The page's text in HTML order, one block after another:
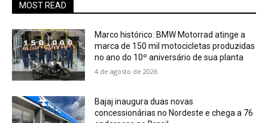
MOST READ
Marco histórico: BMW Motorrad atinge a
marca de 150 mil motocicletas produzidas
no ano do 10º aniversário de sua planta
4 de agosto de 2026
Bajaj inaugura duas novas
concessionárias no Nordeste e chega a 76